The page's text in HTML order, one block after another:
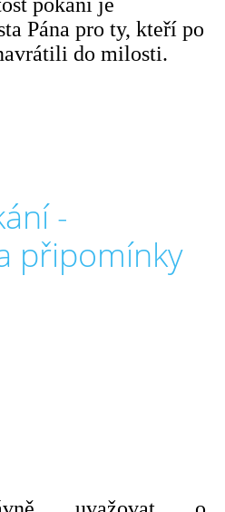
Pána pro ty, kteří po
do milosti.
-
připomínky